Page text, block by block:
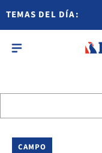
TEMAS DEL DÍA:
CAMPO